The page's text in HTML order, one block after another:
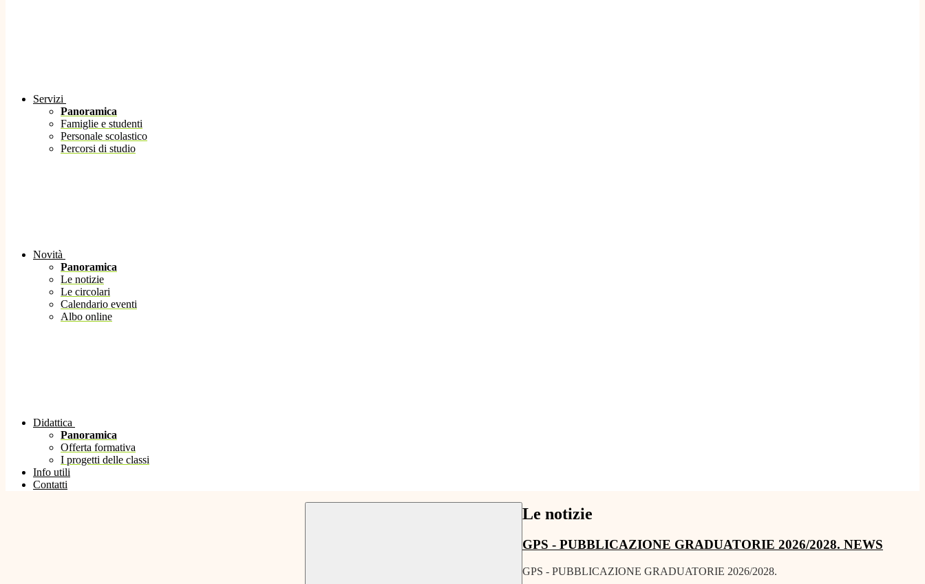
Servizi
Panoramica
Famiglie e studenti
Personale scolastico
Percorsi di studio
Novità
Panoramica
Le notizie
Le circolari
Calendario eventi
Albo online
Didattica
Panoramica
Offerta formativa
I progetti delle classi
Info utili
Contatti
Le notizie
GPS - PUBBLICAZIONE GRADUATORIE 2026/2028. NEWS
GPS - PUBBLICAZIONE GRADUATORIE 2026/2028.